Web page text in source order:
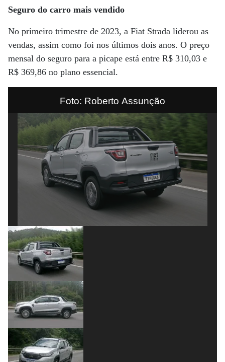
Seguro do carro mais vendido
No primeiro trimestre de 2023, a Fiat Strada liderou as
vendas, assim como foi nos últimos dois anos. O preço
mensal do seguro para a picape está entre R$ 310,03 e
R$ 369,86 no plano essencial.
Foto: Roberto Assunção